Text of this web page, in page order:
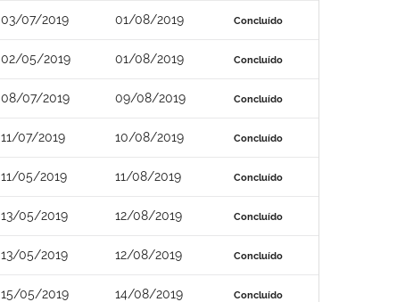
03/07/2019 01/08/2019 Concluído
02/05/2019 01/08/2019 Concluído
08/07/2019 09/08/2019 Concluído
11/07/2019 10/08/2019 Concluído
11/05/2019 11/08/2019 Concluído
13/05/2019 12/08/2019 Concluído
13/05/2019 12/08/2019 Concluído
15/05/2019 14/08/2019 Concluído